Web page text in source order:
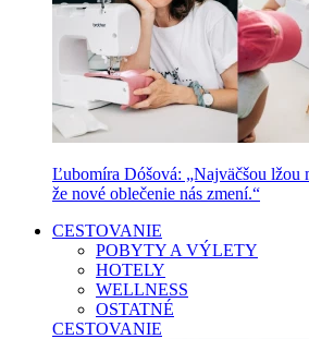
Ľubomíra Dóšová: „Najväčšou lžou
že nové oblečenie nás zmení.“
CESTOVANIE
POBYTY A VÝLETY
HOTELY
WELLNESS
OSTATNÉ
CESTOVANIE